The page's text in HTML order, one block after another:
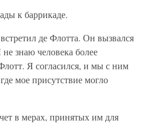
к баррикаде.
де Флотта. Он вызвался
знаю человека более
Я согласился, и мы с ним
мое присутствие могло
в мерах, принятых им для